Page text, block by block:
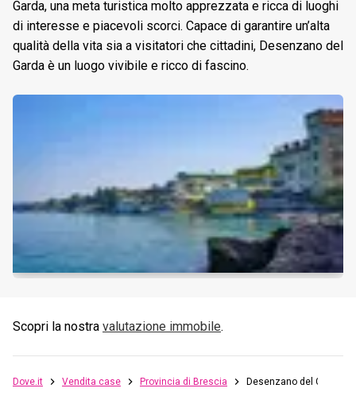
Garda, una meta turistica molto apprezzata e ricca di luoghi
di interesse e piacevoli scorci. Capace di garantire un’alta
qualità della vita sia a visitatori che cittadini, Desenzano del
Garda è un luogo vivibile e ricco di fascino.
Scopri la nostra valutazione immobile.
Dove.it Vendita case Provincia di Brescia Desenzano del Garda